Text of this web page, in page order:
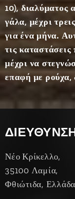
10), διαλύματος
γάλα, μέχρι
για ένα μήνα.
τις
μέχρι να
επαφή με ρούχα,
Νέο Κρίκελλο,
35100 Λαμία,
Φθιώτιδα, Ελλάδα